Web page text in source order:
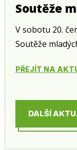
Soutěže
V sobotu 20.
Soutěže
PŘEJÍT NA
DALŠÍ